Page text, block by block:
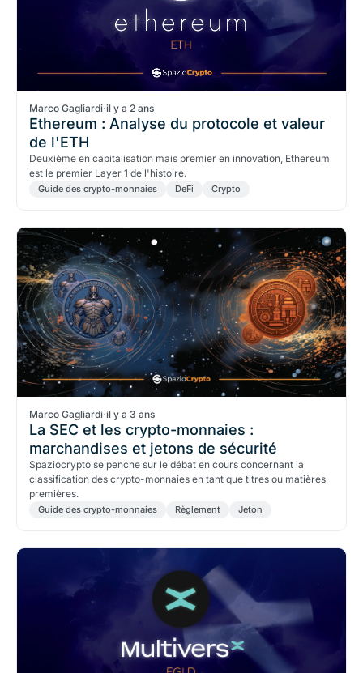
Marco Gagliardi·il y a 2 ans
Ethereum : Analyse du protocole et valeur
de l'ETH
Deuxième en capitalisation mais premier en innovation, Ethereum
est le premier Layer 1 de l'histoire.
Guide des crypto-monnaies DeFi Crypto
Marco Gagliardi·il y a 3 ans
La SEC et les crypto-monnaies :
marchandises et jetons de sécurité
Spaziocrypto se penche sur le débat en cours concernant la
classification des crypto-monnaies en tant que titres ou matières
premières.
Guide des crypto-monnaies Règlement Jeton